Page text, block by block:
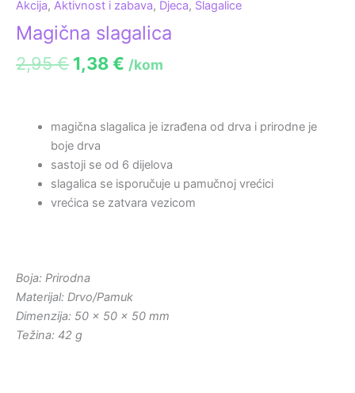
Akcija, Aktivnost i zabava, Djeca, Slagalice
Magična slagalica
2,95€ 1,38€ /kom
magična slagalica je izrađena od drva i prirodne je
boje drva
sastoji se od 6 dijelova
slagalica se isporučuje u pamučnoj vrećici
vrećica se zatvara vezicom
Boja: Prirodna
Materijal: Drvo/Pamuk
Dimenzija: 50 x 50 x 50 mm
Težina: 42 g